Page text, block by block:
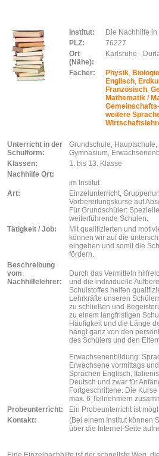
Institut:
Die Nachhilfe in
PLZ:
76227
Ort
(Nähe):
Karlsruhe -
Fächer: Physik, Biologie
Englisch,
Französisch,
Mathematik /
weitere
Unterricht in der
Schulform:
Grundschule,
Gymnasium,
Klassen:
1. bis 13. Klasse
Nachhilfe Ort:
im Institut
Art:
Einzelunterricht,
Vorbereitungskurse auf
Für Grundschüler:
weiterführende Schulen.
Tätigkeit / Job:
Mit qualifizierten und
können wir auf die
eingehen und somit die
fördern.
Beschreibung
vom
Nachhilfelehrer:
Durch das Vermitteln
und die individuelle
Schulstoffes helfen
Lehrkräfte unseren
zu schließen und
zu einem langfristigen
Häufigkeit und die Länge
hängt ganz von den
des Schülers und den
Erwachsenenbildung:
Erwachsene vormittags
Sprachen Englisch,
Deutsch und zwar für
Fortgeschrittene. Die
max. 6 Teilnehmern
Probeunterricht:
Ein Probeunterricht ist
Kontakt:
(Bei einem Institut können
über die Internet-Seite